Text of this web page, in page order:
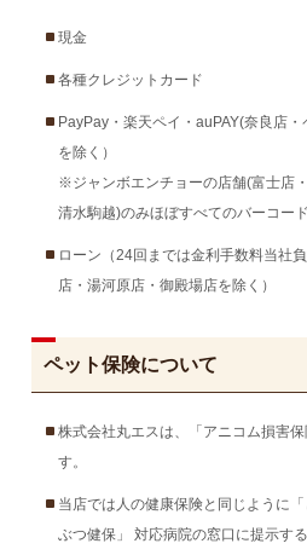
現金
各種クレジットカード
PayPay・楽天ペイ・auPAY(奈良店
を除く）
※ジャンボエンチョーの店舗(富士店
清水駒越)のみほぼすべてのバーコー
ローン（24回までは金利手数料当社
店・湯河原店・御殿場店を除く）
ペット保険について
株式会社丸エスは、「アニコム損害
す。
当店では人の健康保険と同じように
ぶつ健保」 対応病院の窓口に提示す